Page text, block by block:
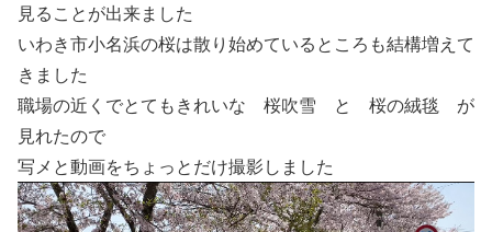
見ることが出来ました
いわき市小名浜の桜は散り始めているところも結構増えて
きました
職場の近くでとてもきれいな 桜吹雪 と 桜の絨毯 が
見れたので
写メと動画をちょっとだけ撮影しました